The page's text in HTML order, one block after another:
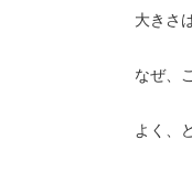
大きさ
なぜ、
よく、